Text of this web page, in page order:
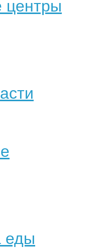
центры
еды